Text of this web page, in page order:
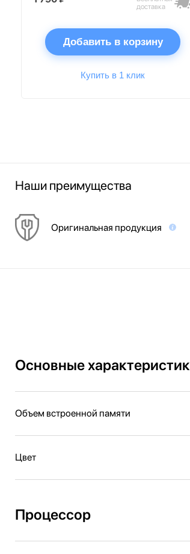
доставка
Добавить в корзину
Купить в 1 клик
Наши преимущества
Оригинальная продукция
Основные
Объем встроенной памяти
Цвет
Процессор